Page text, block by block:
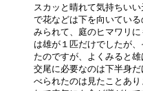
スカッと晴れて気持ちい
で花などは下を向いてい
みられて、庭のヒマワリ
は雄が１匹だけでしたが
たのですが、よくみると
交尾に必要なのは下半身
べられたのは見たことあ